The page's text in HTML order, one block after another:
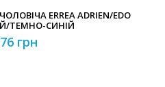
ERREA ADRIEN/EDO
ТЕМНО-СИНІЙ
грн